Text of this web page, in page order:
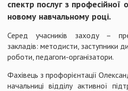
спектр послуг з професійної
новому навчальному році.
Серед учасників заходу –
закладів: методисти, заступники
роботи, педагоги-організатори.
Фахівець з профорієнтації
начальниці відділу активної